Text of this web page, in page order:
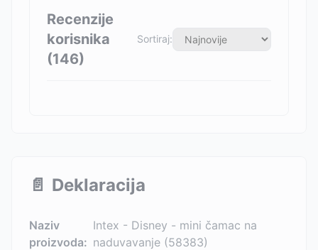
Recenzije
korisnika
(146)
Sortiraj:
📄 Deklaracija
Naziv
proizvoda:
Intex - Disney - mini čamac na
naduvavanje (58383)